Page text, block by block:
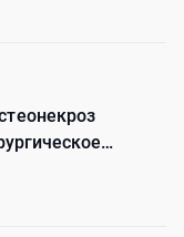
случай)